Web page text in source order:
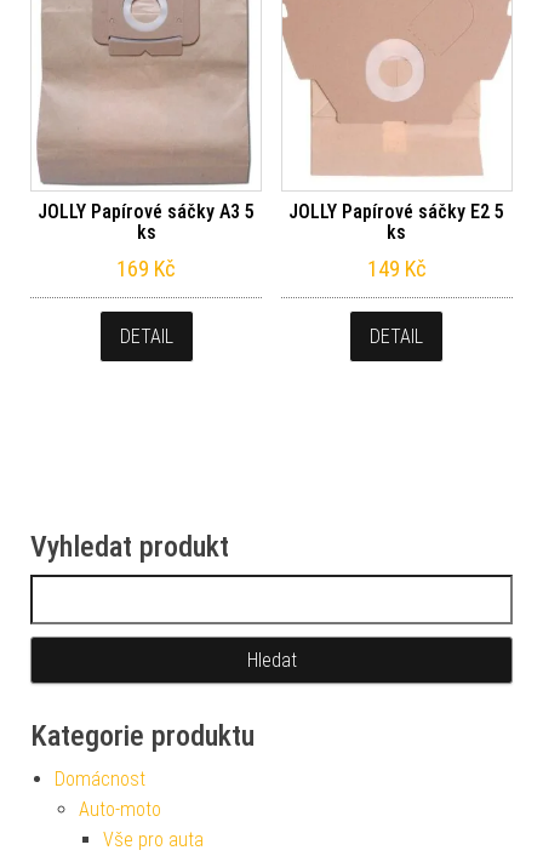
JOLLY Papírové sáčky A3 5
ks
169 Kč
DETAIL
JOLLY Papírové sáčky E2 5
ks
149 Kč
DETAIL
Vyhledat produkt
Kategorie produktu
Domácnost
Auto-moto
Vše pro auta